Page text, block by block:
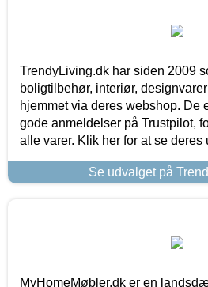
TrendyLiving.dk har siden 2009
boligtilbehør, interiør,
hjemmet via deres webshop. De
gode anmeldelser på Trustpilot,
alle varer. Klik her for at se deres
Se udvalget på
MyHomeMøbler.dk er en